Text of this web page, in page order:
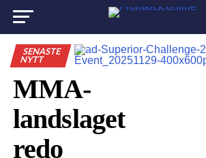
SENASTE
NYTT
MMA-
landslaget
redo